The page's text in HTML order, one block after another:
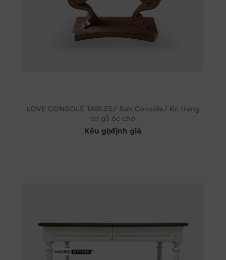
LOVE CONSOLE TABLES/ Bàn Console/ Kệ trang
trí gỗ óc chó
Kêu gọi định giá